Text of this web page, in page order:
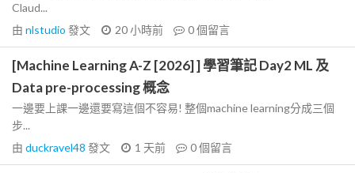
Claud...
由 nlstudio 發文 20 小時前 0個留言
[Machine Learning A-Z [2026] ] 學習筆記 Day2 ML 及
Data pre-processing 概念
一邊要上課一邊還要寫這個不容易! 整個machine learning分成三個
步...
由 duckravel48 發文 1 天前 0個留言